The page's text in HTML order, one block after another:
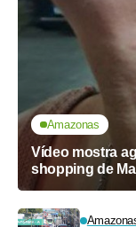
Amazonas
Vídeo mostra
shopping de